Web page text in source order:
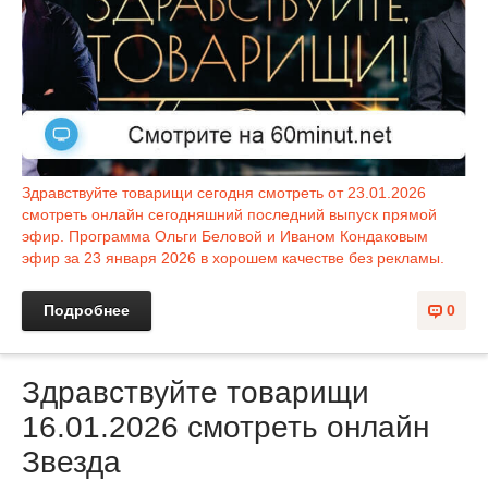
Здравствуйте товарищи сегодня смотреть от 23.01.2026
смотреть онлайн сегодняшний последний выпуск прямой
эфир. Программа Ольги Беловой и Иваном Кондаковым
эфир за 23 января 2026 в хорошем качестве без рекламы.
0
Подробнее
Здравствуйте товарищи
16.01.2026 смотреть онлайн
Звезда